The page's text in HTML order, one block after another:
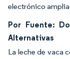
electrónico
Por Fuente:
Alternativas
La leche de vaca